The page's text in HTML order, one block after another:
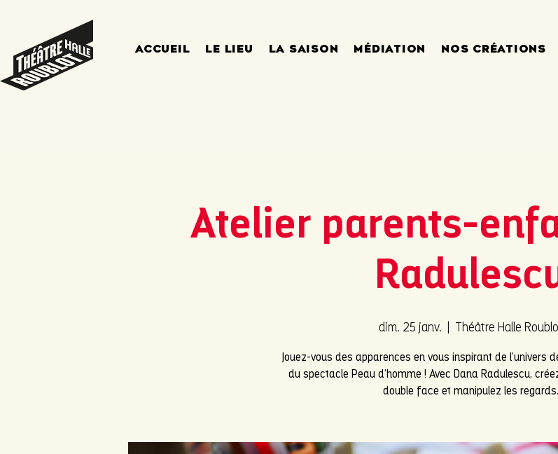
ACCUEIL LE LIEU LA SAISON MÉDIATION NOS CRÉATIONS
Atelier parents-
dim. 25 janv. Théâtre Halle
Jouez-vous des apparences en vous inspirant de l’univers
du spectacle Peau d’homme ! Avec Dana Radulescu,
double face et manipulez les regards.